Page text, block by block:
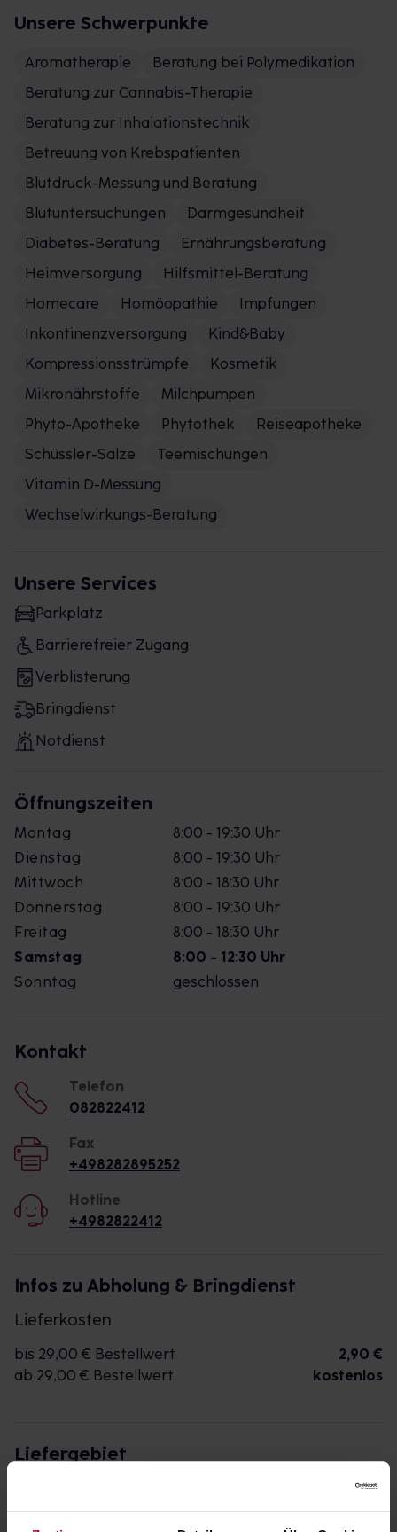
Unsere Schwerpunkte
Aromatherapie
Beratung bei Polymedikation
Beratung zur Cannabis-Therapie
Beratung zur Inhalationstechnik
Betreuung von Krebspatienten
Blutdruck-Messung und Beratung
Blutuntersuchungen
Darmgesundheit
Diabetes-Beratung
Ernährungsberatung
Heimversorgung
Hilfsmittel-Beratung
Homecare
Homöopathie
Impfungen
Inkontinenzversorgung
Kind&Baby
Kompressionsstrümpfe
Kosmetik
Mikronährstoffe
Milchpumpen
Phyto-Apotheke
Phytothek
Reiseapotheke
Schüssler-Salze
Teemischungen
Vitamin D-Messung
Wechselwirkungs-Beratung
Unsere Services
Parkplatz
Barrierefreier Zugang
Verblisterung
Bringdienst
Notdienst
Öffnungszeiten
Montag
8:00 - 19:30 Uhr
Dienstag
8:00 - 19:30 Uhr
Mittwoch
8:00 - 18:30 Uhr
Donnerstag
8:00 - 19:30 Uhr
Freitag
8:00 - 18:30 Uhr
Samstag
8:00 - 12:30 Uhr
Sonntag
geschlossen
Kontakt
Telefon
082822412
Fax
+498282895252
Hotline
+4982822412
Infos zu Abholung & Bringdienst
Lieferkosten
bis 29,00 € Bestellwert
2,90 €
ab 29,00 € Bestellwert
kostenlos
Liefergebiet
86381, 86480, 86488, 86489, 86491, 86513